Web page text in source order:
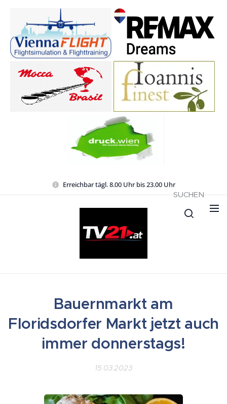
Erreichbar tägl. 8.00 Uhr bis 23.00 Uhr
SUCHEN
Bauernmarkt am
Floridsdorfer Markt jetzt auch
immer donnerstags!
15.03.2023